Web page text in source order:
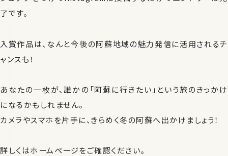
了です。
入賞作品は、なんと今後の阿蘇地域の魅力発信に活用されるチ
ャンスも！
あなたの一枚が、誰かの「阿蘇に行きたい」という旅のきっかけ
になるかもしれません。
カメラやスマホを片手に、きらめく冬の阿蘇へ出かけましょう！
詳しくはホームページをご確認ください。